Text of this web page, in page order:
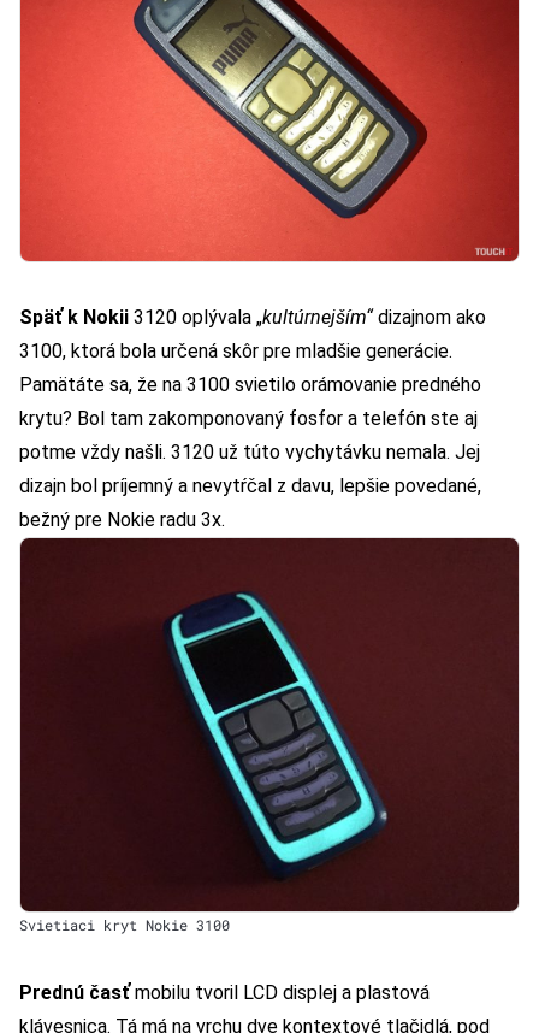
Späť k Nokii 3120 oplývala „kultúrnejším“dizajnom ako
3100, ktorá bola určená skôr pre mladšie generácie.
Pamätáte sa, že na 3100 svietilo orámovanie predného
krytu? Bol tam zakomponovaný fosfor a telefón ste aj
potme vždy našli. 3120 už túto vychytávku nemala. Jej
dizajn bol príjemný a nevytŕčal z davu, lepšie povedané,
bežný pre Nokie radu 3x.
Svietiaci kryt Nokie 3100
Prednú časťmobilu tvoril LCD displej a plastová
klávesnica. Tá má na vrchu dve kontextové tlačidlá, pod